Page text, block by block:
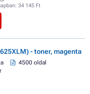
34 145 Ft
- toner, magenta
4500 oldal